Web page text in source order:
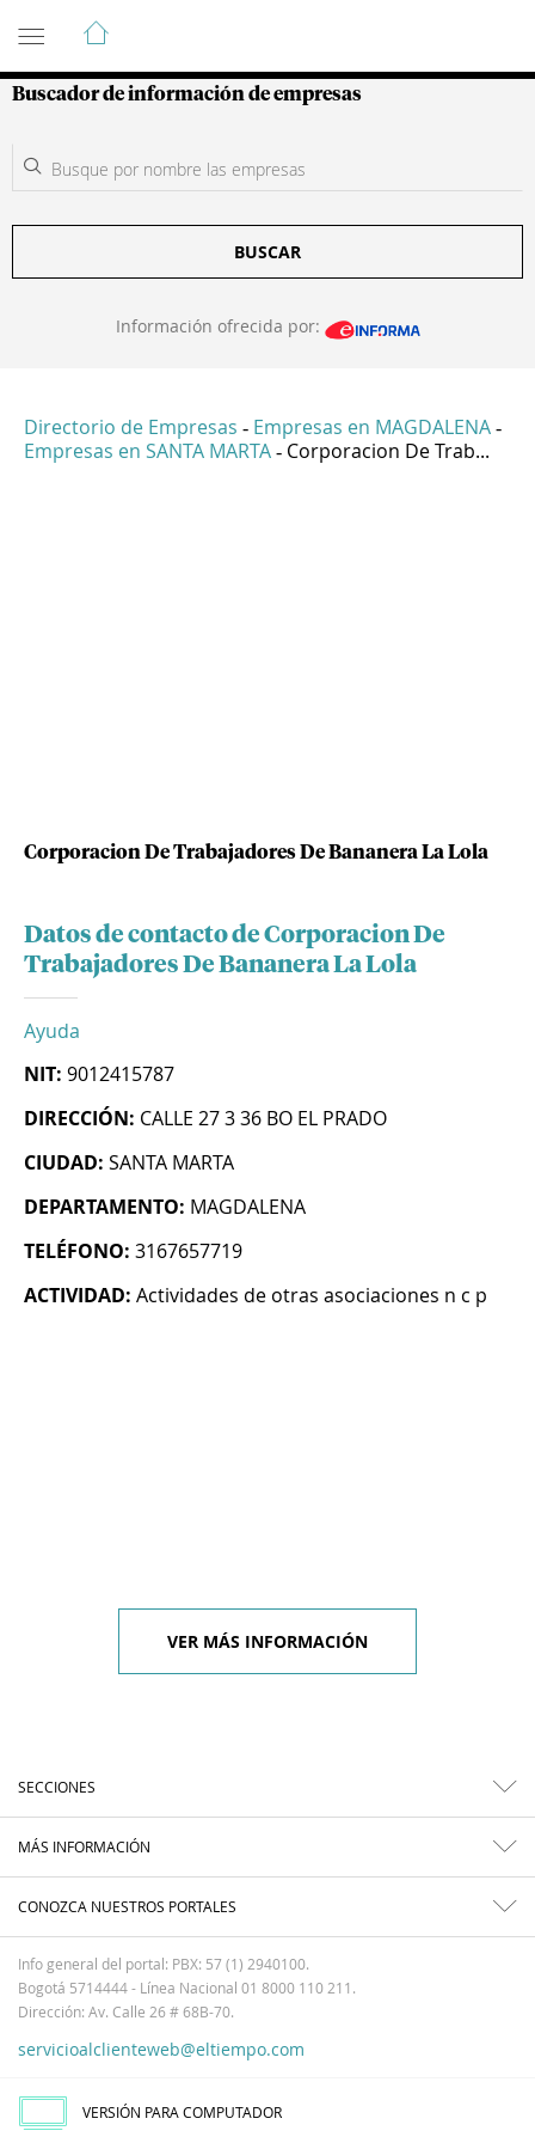
Guía de Empresas Colombianas
Buscador de información de empresas
BUSCAR
Información ofrecida por:
Directorio de Empresas - Empresas en MAGDALENA -
Empresas en SANTA MARTA - Corporacion De Trab...
Corporacion De Trabajadores De Bananera La Lola
Datos de contacto de Corporacion De
Trabajadores De Bananera La Lola
Ayuda
NIT: 9012415787
DIRECCIÓN: CALLE 27 3 36 BO EL PRADO
CIUDAD: SANTA MARTA
DEPARTAMENTO: MAGDALENA
TELÉFONO: 3167657719
ACTIVIDAD: Actividades de otras asociaciones n c p
VER MÁS INFORMACIÓN
SECCIONES
MÁS INFORMACIÓN
CONOZCA NUESTROS PORTALES
Info general del portal: PBX: 57 (1) 2940100.
Bogotá 5714444 - Línea Nacional 01 8000 110 211.
Dirección: Av. Calle 26 # 68B-70.
servicioalclienteweb@eltiempo.com
VERSIÓN PARA COMPUTADOR